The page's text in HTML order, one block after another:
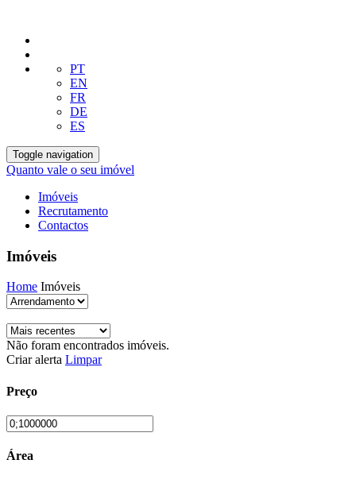
PT
EN
FR
DE
ES
Toggle navigation
Quanto vale o seu imóvel
Imóveis
Recrutamento
Contactos
Imóveis
Home Imóveis
Não foram encontrados imóveis.
Criar alerta Limpar
Preço
Área